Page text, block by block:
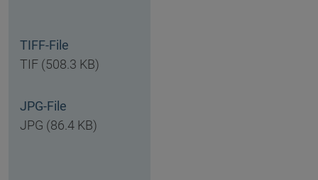
TIFF-File
TIF (508.3 KB)
JPG-File
JPG (86.4 KB)